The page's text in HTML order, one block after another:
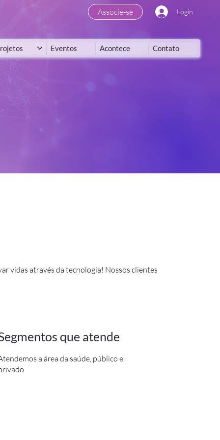
Associe-se Login
Eventos Acontece Contato
vidas através da tecnologia! Nossos clientes
que atende
a área da saúde, público e